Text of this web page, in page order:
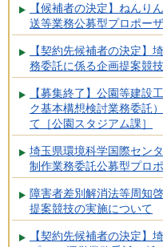
【候補者の決定】ねんり
送等業務公募型プロポー
【契約先候補者の決定】
務委託に係る企画提案競
【募集終了】公園等建設
ク基本構想検討業務委託
て［公園スタジアム課］
埼玉県環境科学国際セン
制作業務委託公募型プロ
障害者差別解消法等周知
提案競技の実施について
【契約先候補者の決定】